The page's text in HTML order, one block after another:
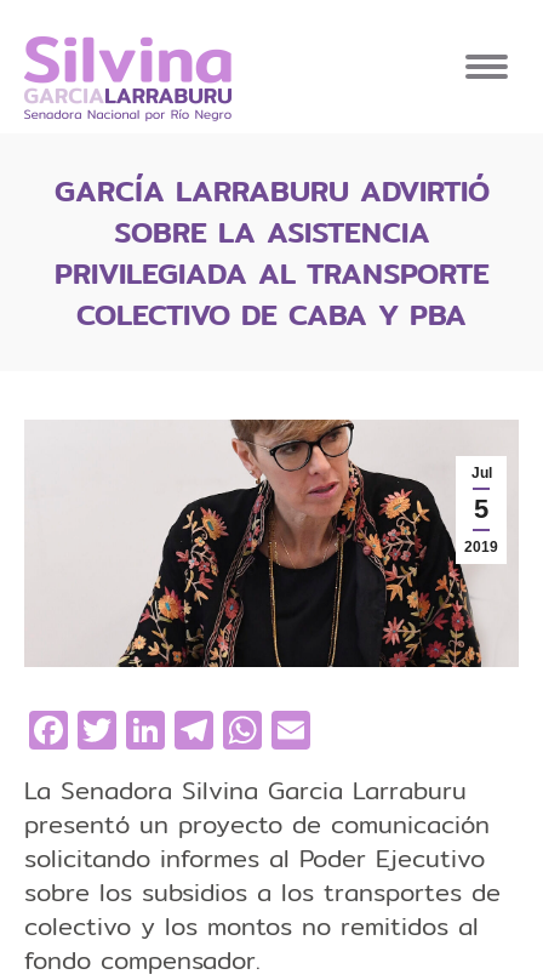
GARCÍA LARRABURU ADVIRTIÓ
SOBRE LA ASISTENCIA
PRIVILEGIADA AL TRANSPORTE
COLECTIVO DE CABA Y PBA
Jul
5
2019
Facebook
Twitter
LinkedIn
Telegram
WhatsApp
La Senadora Silvina Garcia Larraburu
presentó un proyecto de comunicación
solicitando informes al Poder Ejecutivo
sobre los subsidios a los transportes de
colectivo y los montos no remitidos al
fondo compensador.